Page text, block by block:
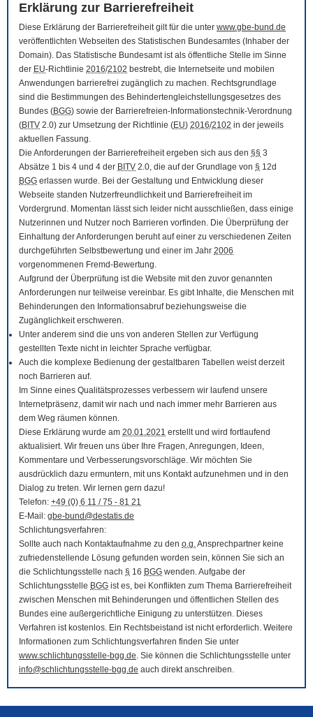
Erklärung zur Barrierefreiheit
Diese Erklärung der Barrierefreiheit gilt für die unter www.gbe-bund.de
veröffentlichten Webseiten des Statistischen Bundesamtes (Inhaber der
Domain). Das Statistische Bundesamt ist als öffentliche Stelle im Sinne
der EU-Richtlinie 2016/2102 bestrebt, die Internetseite und mobilen
Anwendungen barrierefrei zugänglich zu machen. Rechtsgrundlage
sind die Bestimmungen des Behindertengleichstellungsgesetzes des
Bundes (BGG) sowie der Barrierefreien-Informationstechnik-Verordnung
(BITV 2.0) zur Umsetzung der Richtlinie (EU) 2016/2102 in der jeweils
aktuellen Fassung.
Die Anforderungen der Barrierefreiheit ergeben sich aus den §§ 3
Absätze 1 bis 4 und 4 der BITV 2.0, die auf der Grundlage von § 12d
BGG erlassen wurde. Bei der Gestaltung und Entwicklung dieser
Webseite standen Nutzerfreundlichkeit und Barrierefreiheit im
Vordergrund. Momentan lässt sich leider nicht ausschließen, dass einige
Nutzerinnen und Nutzer noch Barrieren vorfinden. Die Überprüfung der
Einhaltung der Anforderungen beruht auf einer zu verschiedenen Zeiten
durchgeführten Selbstbewertung und einer im Jahr 2006
vorgenommenen Fremd-Bewertung.
Aufgrund der Überprüfung ist die Website mit den zuvor genannten
Anforderungen nur teilweise vereinbar. Es gibt Inhalte, die Menschen mit
Behinderungen den Informationsabruf beziehungsweise die
Zugänglichkeit erschweren.
Unter anderem sind die uns von anderen Stellen zur Verfügung
gestellten Texte nicht in leichter Sprache verfügbar.
Auch die komplexe Bedienung der gestaltbaren Tabellen weist derzeit
noch Barrieren auf.
Im Sinne eines Qualitätsprozesses verbessern wir laufend unsere
Internetpräsenz, damit wir nach und nach immer mehr Barrieren aus
dem Weg räumen können.
Diese Erklärung wurde am 20.01.2021 erstellt und wird fortlaufend
aktualisiert. Wir freuen uns über Ihre Fragen, Anregungen, Ideen,
Kommentare und Verbesserungsvorschläge. Wir möchten Sie
ausdrücklich dazu ermuntern, mit uns Kontakt aufzunehmen und in den
Dialog zu treten. Wir lernen gern dazu!
Telefon: +49 (0) 6 11 / 75 - 81 21
E-Mail : gbe-bund@destatis.de
Schlichtungsverfahren:
Sollte auch nach Kontaktaufnahme zu den o.g.Ansprechpartner keine
zufriedenstellende Lösung gefunden worden sein, können Sie sich an
die Schlichtungsstelle nach § 16 BGG wenden. Aufgabe der
Schlichtungsstelle BGG ist es, bei Konflikten zum Thema Barrierefreiheit
zwischen Menschen mit Behinderungen und öffentlichen Stellen des
Bundes eine außergerichtliche Einigung zu unterstützen. Dieses
Verfahren ist kostenlos. Ein Rechtsbeistand ist nicht erforderlich. Weitere
Informationen zum Schlichtungsverfahren finden Sie unter
www.schlichtungsstelle-bgg.de. Sie können die Schlichtungsstelle unter
info@schlichtungsstelle-bgg.de auch direkt anschreiben.